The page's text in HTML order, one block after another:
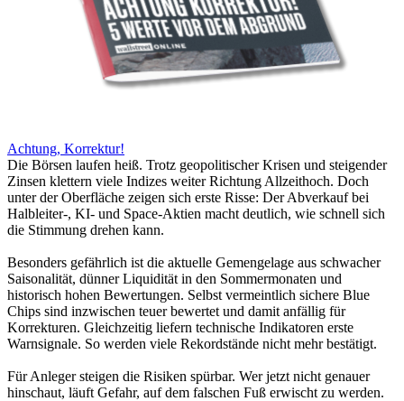
Achtung, Korrektur!
Die Börsen laufen heiß. Trotz geopolitischer Krisen und steigender
Zinsen klettern viele Indizes weiter Richtung Allzeithoch. Doch
unter der Oberfläche zeigen sich erste Risse: Der Abverkauf bei
Halbleiter-, KI- und Space-Aktien macht deutlich, wie schnell sich
die Stimmung drehen kann.
Besonders gefährlich ist die aktuelle Gemengelage aus schwacher
Saisonalität, dünner Liquidität in den Sommermonaten und
historisch hohen Bewertungen. Selbst vermeintlich sichere Blue
Chips sind inzwischen teuer bewertet und damit anfällig für
Korrekturen. Gleichzeitig liefern technische Indikatoren erste
Warnsignale. So werden viele Rekordstände nicht mehr bestätigt.
Für Anleger steigen die Risiken spürbar. Wer jetzt nicht genauer
hinschaut, läuft Gefahr, auf dem falschen Fuß erwischt zu werden.